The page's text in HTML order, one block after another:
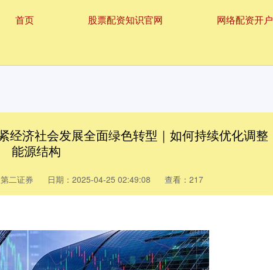
首页 股票配资知识官网 网络配资开户
经济社会发展全面绿色转型｜如何持续优化调整
能源结构
二证券 日期：2025-04-25 02:49:08 查看：217